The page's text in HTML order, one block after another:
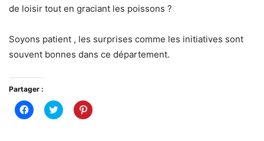
de loisir tout en graciant les poissons ?
Soyons patient , les surprises comme les initiatives sont
souvent bonnes dans ce département.
Partager :
Cliquez
pour
Cliquez
pour
Cliquez
pour